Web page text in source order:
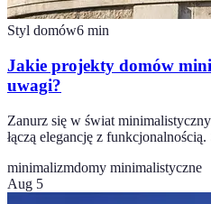
Styl domów6 min
Jakie projekty domów
uwagi?
Zanurz się w świat
łączą elegancję z
minimalizmdomy minimalistyczne
Aug 5